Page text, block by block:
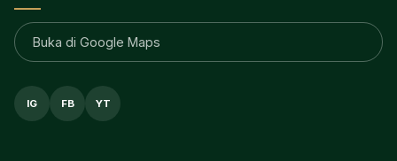
Buka di Google Maps
IG FB YT